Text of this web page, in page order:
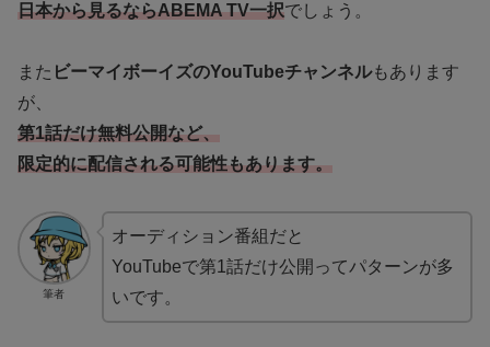
日本から見るならABEMA TV一択でしょう。
また ビーマイボーイズのYouTubeチャンネルもあります
が、
第1話だけ無料公開など、
限定的に配信される可能性もあります。
筆者
オーディション番組だと
YouTubeで第1話だけ公開ってパターンが多
いです。